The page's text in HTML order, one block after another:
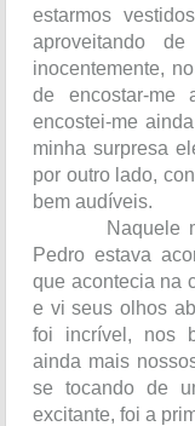
estarmos
aproveitando
inocentemente,
de encostar-
encostei-me
minha surpresa
por outro lado,
bem audíveis.
Naquele
Pedro estava
que acontecia na
e vi seus olhos
foi incrível, nos
ainda mais
se tocando de
excitante, foi a